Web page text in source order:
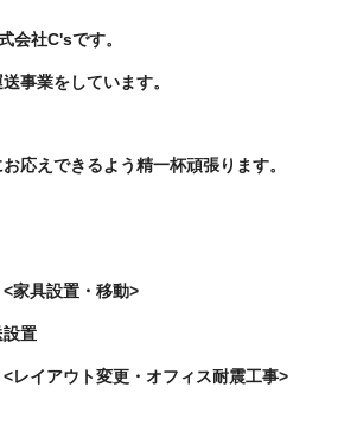
会社C'sです。
事業をしています。
応えできるよう精一杯頑張ります。
家具設置・移動>
設置
レイアウト変更・オフィス耐震工事>